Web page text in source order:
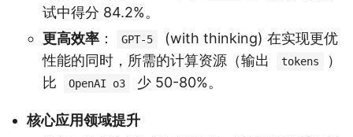
试中得分 84.2%。
更高效率 ： GPT-5
(with thinking) 在实现更优
性能的同时，所需的计算资源（输出
tokens
）
比
OpenAI o3 少 50-80%。
核心应用领域提升